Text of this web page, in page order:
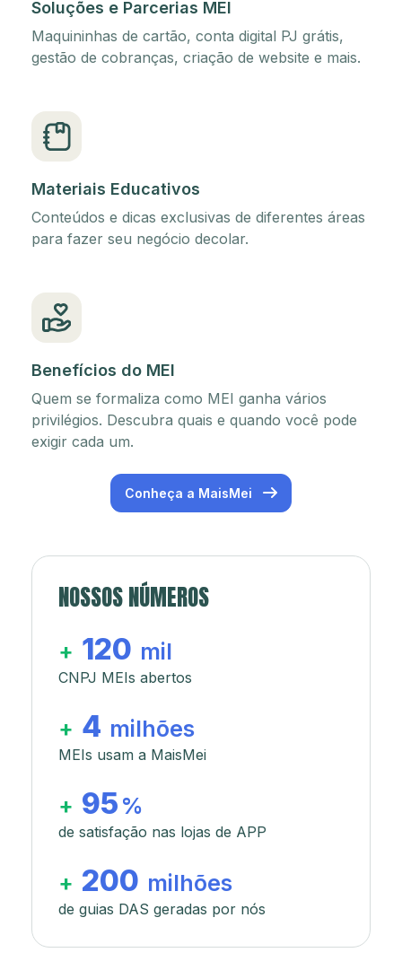
Soluções e Parcerias MEI
Maquininhas de cartão, conta digital PJ grátis,
gestão de cobranças, criação de website e mais.
Materiais Educativos
Conteúdos e dicas exclusivas de diferentes áreas
para fazer seu negócio decolar.
Benefícios do MEI
Quem se formaliza como MEI ganha vários
privilégios. Descubra quais e quando você pode
exigir cada um.
Conheça a MaisMei
NOSSOS NÚMEROS
+ 120 mil
CNPJ MEIs abertos
+ 4 milhões
MEIs usam a MaisMei
+ 95 %
de satisfação nas lojas de APP
+ 200 milhões
de guias DAS geradas por nós